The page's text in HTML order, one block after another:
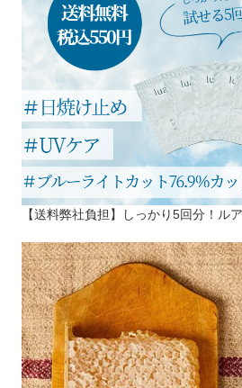
【送料弊社負担】しっかり5回分！ル